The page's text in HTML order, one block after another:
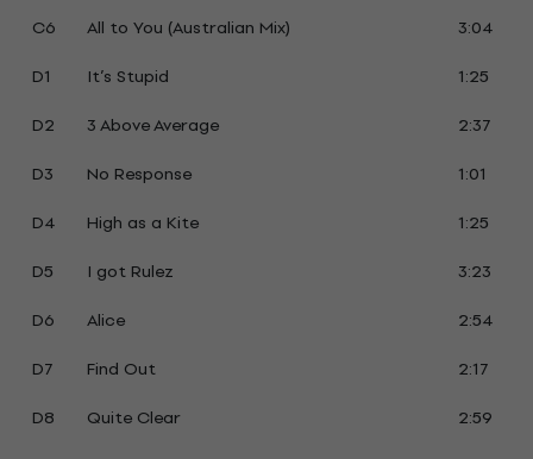
C6 All to You (Australian Mix)
3:04
D1
It’s Stupid
1:25
D2
3 Above Average
2:37
D3
No Response
1:01
D4
High as a Kite
1:25
D5
I got Rulez
3:23
D6
Alice
2:54
D7
Find Out
2:17
D8
Quite Clear 2:59